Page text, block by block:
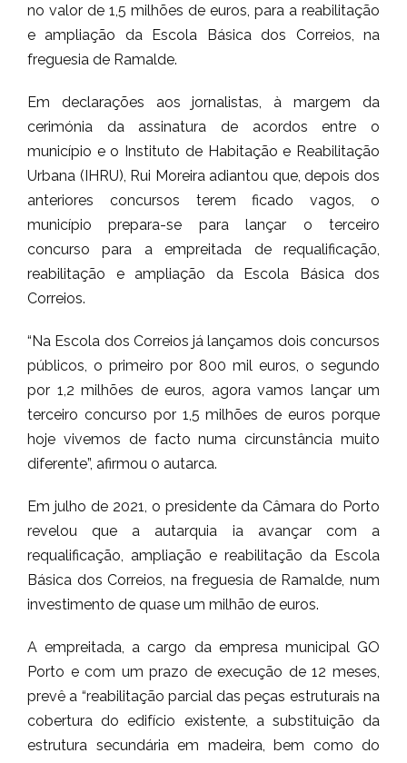
no valor de 1,5 milhões de euros, para a reabilitação
e ampliação da Escola Básica dos Correios, na
freguesia de Ramalde.
Em declarações aos jornalistas, à margem da
cerimónia da assinatura de acordos entre o
município e o Instituto de Habitação e Reabilitação
Urbana (IHRU), Rui Moreira adiantou que, depois dos
anteriores concursos terem ficado vagos, o
município prepara-se para lançar o terceiro
concurso para a empreitada de requalificação,
reabilitação e ampliação da Escola Básica dos
Correios.
“Na Escola dos Correios já lançamos dois concursos
públicos, o primeiro por 800 mil euros, o segundo
por 1,2 milhões de euros, agora vamos lançar um
terceiro concurso por 1,5 milhões de euros porque
hoje vivemos de facto numa circunstância muito
diferente”, afirmou o autarca.
Em julho de 2021, o presidente da Câmara do Porto
revelou que a autarquia ia avançar com a
requalificação, ampliação e reabilitação da Escola
Básica dos Correios, na freguesia de Ramalde, num
investimento de quase um milhão de euros.
A empreitada, a cargo da empresa municipal GO
Porto e com um prazo de execução de 12 meses,
prevê a “reabilitação parcial das peças estruturais na
cobertura do edifício existente, a substituição da
estrutura secundária em madeira, bem como do